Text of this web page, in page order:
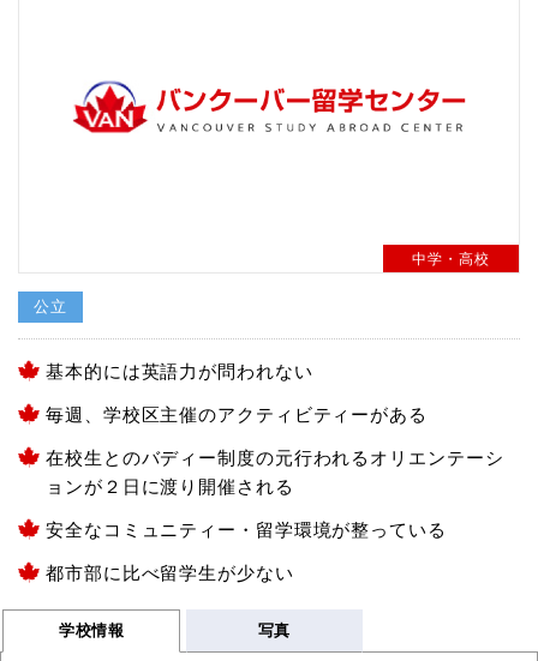
中学・高校
公立
基本的には英語力が問われない
毎週、学校区主催のアクティビティーがある
在校生とのバディー制度の元行われるオリエンテーシ
ョンが２日に渡り開催される
安全なコミュニティー・留学環境が整っている
都市部に比べ留学生が少ない
学校情報 写真